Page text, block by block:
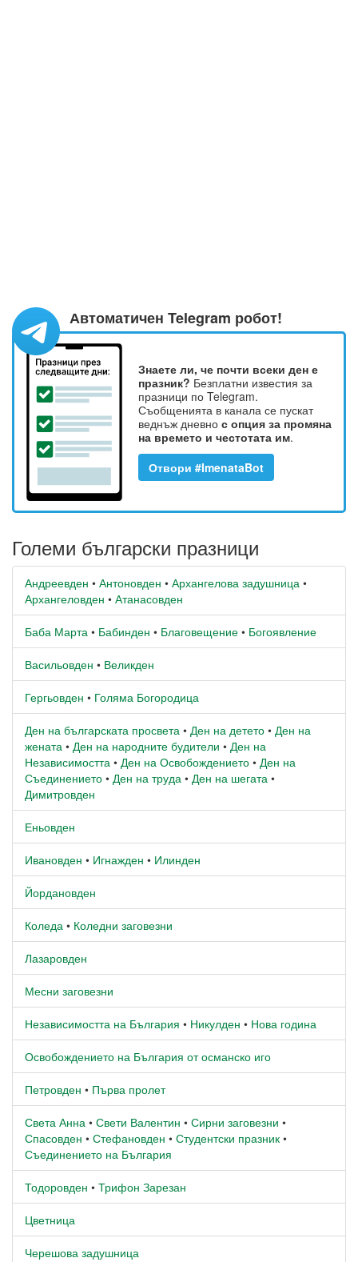
Автоматичен Telegram робот!
Знаете ли, че почти всеки ден е
празник? Безплатни известия за
празници по Telegram.
Съобщенията в канала се пускат
веднъж дневно с опция за промяна
на времето и честотата им.
Отвори #ImenataBot
Големи български празници
Андреевден • Антоновден • Архангелова задушница •
Архангеловден • Атанасовден
Баба Марта • Бабинден • Благовещение • Богоявление
Васильовден • Великден
Гергьовден • Голяма Богородица
Ден на българската просвета • Ден на детето • Ден на
жената • Ден на народните будители • Ден на
Независимостта • Ден на Освобождението • Ден на
Съединението • Ден на труда • Ден на шегата •
Димитровден
Еньовден
Ивановден • Игнажден • Илинден
Йордановден
Коледа • Коледни заговезни
Лазаровден
Месни заговезни
Независимостта на България • Никулден • Нова година
Освобождението на България от османско иго
Петровден • Първа пролет
Света Анна • Свети Валентин • Сирни заговезни •
Спасовден • Стефановден • Студентски празник •
Съединението на България
Тодоровден • Трифон Зарезан
Цветница
Черешова задушница